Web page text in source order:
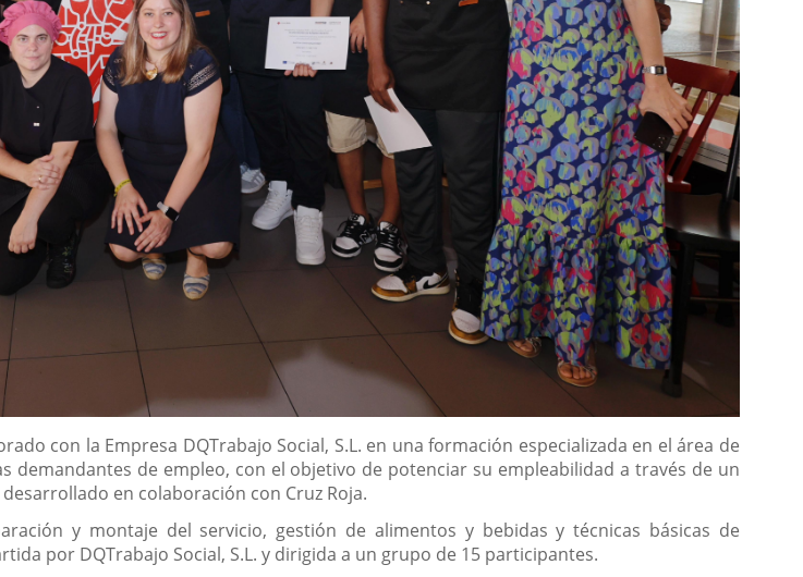
con la Empresa DQTrabajo Social, S.L. en una formación especializada en el área de
demandantes de empleo, con el objetivo de potenciar su empleabilidad a través de un
en colaboración con Cruz Roja.
y montaje del servicio, gestión de alimentos y bebidas y técnicas básicas de
por DQTrabajo Social, S.L. y dirigida a un grupo de 15 participantes.